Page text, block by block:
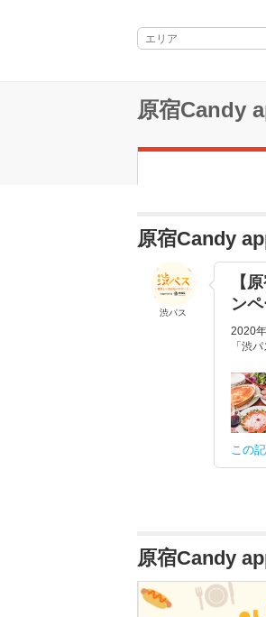
原宿Candy
原宿Candy
渋パス
【
ン
2020
「渋
この
原宿Candy